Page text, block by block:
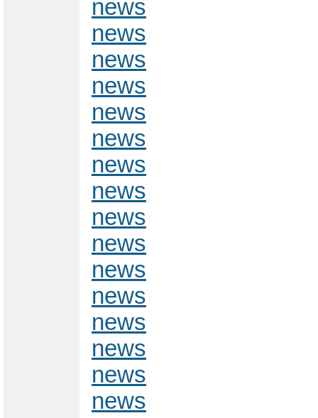
news
news
news
news
news
news
news
news
news
news
news
news
news
news
news
news